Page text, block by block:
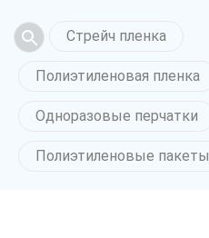
Стрейч пленка
Полиэтиленовая пленка
Одноразовые перчатки
Полиэтиленовые пакеты